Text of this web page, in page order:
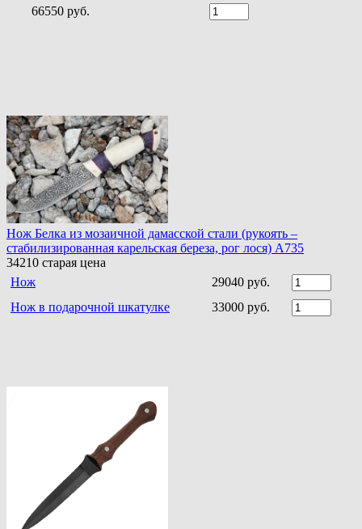
66550 руб.
Нож Белка из мозаичной дамасской стали (рукоять –
стабилизированная карельская береза, рог лося) A735
34210 старая цена
Нож
29040 руб.
Нож в подарочной шкатулке
33000 руб.